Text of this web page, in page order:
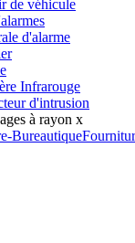
de véhicule
d'alarme
Infrarouge
d'intrusion